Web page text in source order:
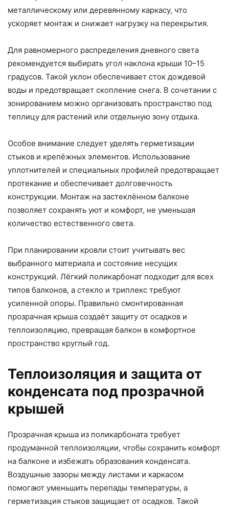
металлическому или деревянному каркасу, что
ускоряет монтаж и снижает нагрузку на перекрытия.
Для равномерного распределения дневного света
рекомендуется выбирать угол наклона крыши 10–15
градусов. Такой уклон обеспечивает сток дождевой
воды и предотвращает скопление снега. В сочетании с
зонированием можно организовать пространство под
теплицу для растений или отдельную зону отдыха.
Особое внимание следует уделять герметизации
стыков и крепёжных элементов. Использование
уплотнителей и специальных профилей предотвращает
протекание и обеспечивает долговечность
конструкции. Монтаж на застеклённом балконе
позволяет сохранять уют и комфорт, не уменьшая
количество естественного света.
При планировании кровли стоит учитывать вес
выбранного материала и состояние несущих
конструкций. Лёгкий поликарбонат подходит для всех
типов балконов, а стекло и триплекс требуют
усиленной опоры. Правильно смонтированная
прозрачная крыша создаёт защиту от осадков и
теплоизоляцию, превращая балкон в комфортное
пространство круглый год.
Теплоизоляция и защита от
конденсата под прозрачной
крышей
Прозрачная крыша из поликарбоната требует
продуманной теплоизоляции, чтобы сохранить комфорт
на балконе и избежать образования конденсата.
Воздушные зазоры между листами и каркасом
помогают уменьшить перепады температуры, а
герметизация стыков защищает от осадков. Такой